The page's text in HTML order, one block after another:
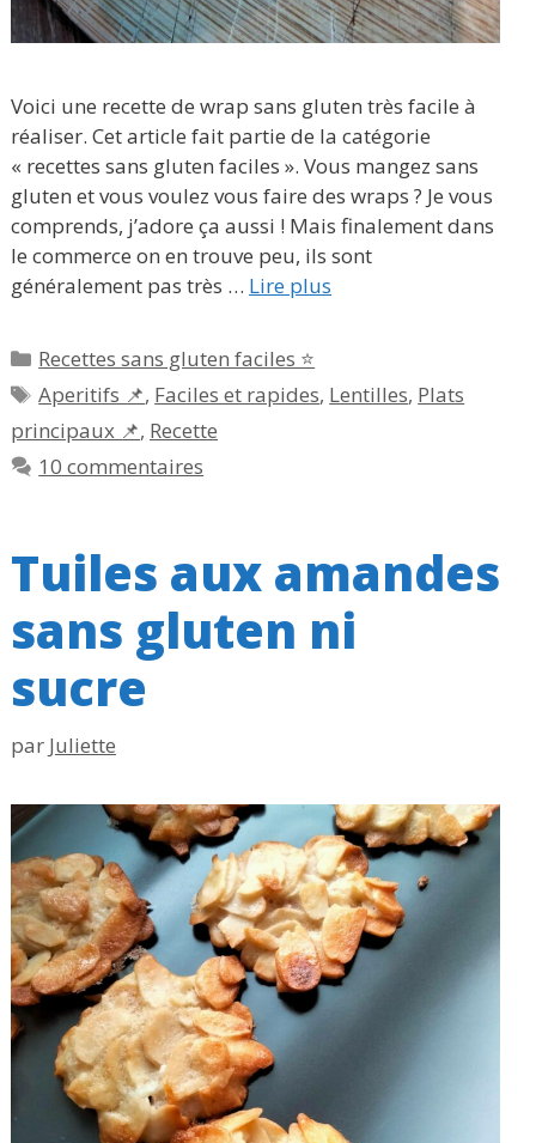
Voici une recette de wrap sans gluten très facile à
réaliser. Cet article fait partie de la catégorie
« recettes sans gluten faciles ». Vous mangez sans
gluten et vous voulez vous faire des wraps ? Je vous
comprends, j’adore ça aussi ! Mais finalement dans
le commerce on en trouve peu, ils sont
généralement pas très … Lire plus
Catégories
Recettes sans gluten faciles ⭐
Étiquettes
Aperitifs 📌, Faciles et rapides, Lentilles, Plats
principaux 📌, Recette
10 commentaires
Tuiles aux amandes
sans gluten ni
sucre
par Juliette